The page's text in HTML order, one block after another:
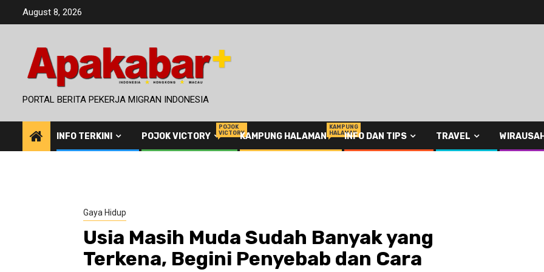
August 8, 2026
PORTAL BERITA PEKERJA MIGRAN INDONESIA
INFO TERKINI POJOK VICTORY
POJOK
VICTORYKAMPUNG HALAMAN
KAMPUNG
HALAMANINFO DAN TIPS TRAVEL
Gaya Hidup
Usia Masih Muda Sudah Banyak yang
Terkena, Begini Penyebab dan Cara